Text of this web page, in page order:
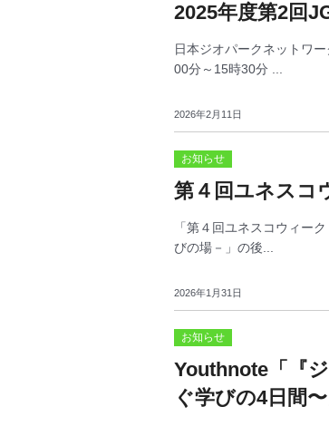
2025年度第2回
日本ジオパークネットワ
00分～15時30分 ...
2026年2月11日
お知らせ
第４回ユネスコ
「第４回ユネスコウィー
びの場－」の後...
2026年1月31日
お知らせ
Youthnote「『
ぐ学びの4日間